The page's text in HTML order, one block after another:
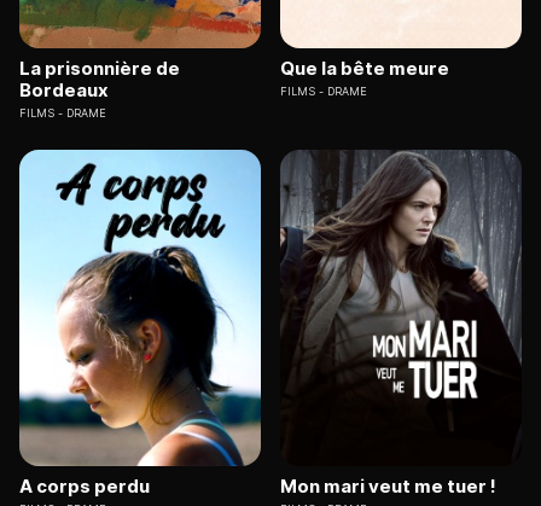
La prisonnière de
Bordeaux
FILMS DRAME
Que la bête meure
FILMS DRAME
A corps perdu Mon mari veut me tuer !